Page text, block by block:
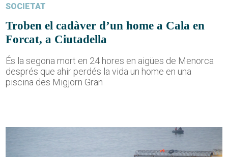
SOCIETAT
Troben el cadàver d’un home a Cala en
Forcat, a Ciutadella
És la segona mort en 24 hores en aigües de Menorca
després que ahir perdés la vida un home en una
piscina des Migjorn Gran